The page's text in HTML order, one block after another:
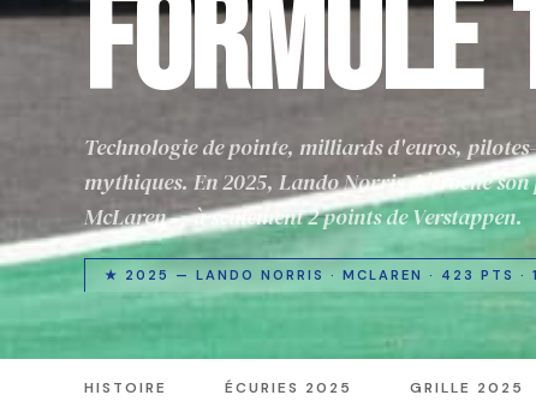
FORMULE
Technologie de pointe, milliards d'euros,
mythiques. En 2025, Lando Norris décroche
McLaren — à seulement 2 points de Verstappen.
★ 2025 — LANDO NORRIS · MCLAREN · 423 PTS ·
HISTOIRE ÉCURIES 2025 GRILLE 2025